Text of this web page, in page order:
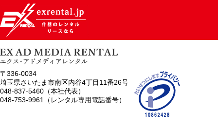
〒336-0034
埼玉県さいたま市南区内谷4丁目11番26号
048-837-5460（本社代表）
048-753-9961（レンタル専用電話番号）